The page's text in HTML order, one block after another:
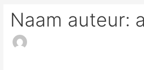
Naam auteur: